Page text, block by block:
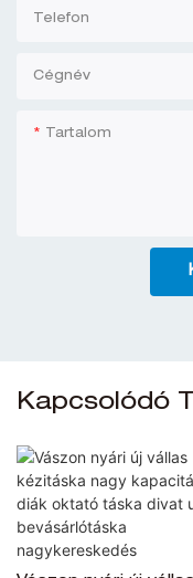
Telefon
Cégnév
Tartalom
Kapcsolódó